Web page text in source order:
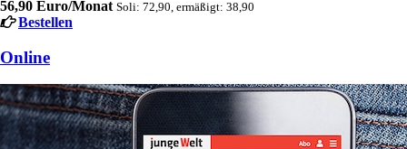
56,90 Euro/Monat Soli: 72,90, ermäßigt: 38,90
Bestellen
Online